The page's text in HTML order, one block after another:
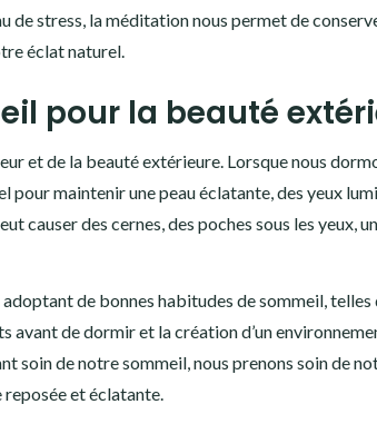
de stress, la méditation nous permet de
éclat naturel.
pour la beauté
et de la beauté extérieure. Lorsque nous
pour maintenir une peau éclatante, des yeux
causer des cernes, des poches sous les yeux,
de bonnes habitudes de sommeil, telles
avant de dormir et la création d’un
soin de notre sommeil, nous prenons soin de
reposée et éclatante.